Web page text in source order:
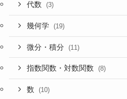
代数 (3)
幾何学 (19)
微分・積分 (11)
指数関数・対数関数 (8)
数 (10)